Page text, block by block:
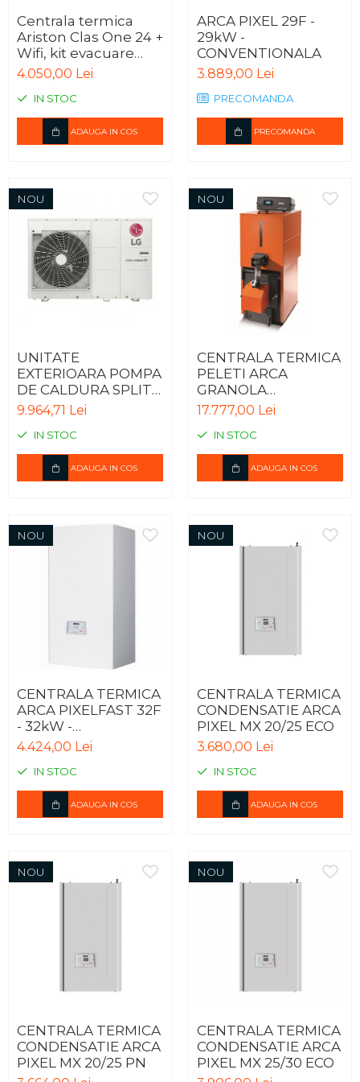
Centrala termica
Ariston Clas One 24 +
Wifi, kit evacuare
inclus
4.050,00 Lei
IN STOC
ADAUGA IN COS
ARCA PIXEL 29F -
29kW -
CONVENTIONALA
3.889,00 Lei
PRECOMANDA
PRECOMANDA
NOU
UNITATE
EXTERIOARA POMPA
DE CALDURA SPLIT
IWT HYDRO BOX
R32 MONOFAZIC
ODU HU051MR.U44
9.964,71 Lei
IN STOC
ADAUGA IN COS
NOU
CENTRALA TERMICA
PELETI ARCA
GRANOLA
AUTOMATICA 20R -
20KW
17.777,00 Lei
IN STOC
ADAUGA IN COS
NOU
CENTRALA TERMICA
ARCA PIXELFAST 32F
- 32kW -
CONVENTIONALA
4.424,00 Lei
IN STOC
ADAUGA IN COS
NOU
CENTRALA TERMICA
CONDENSATIE ARCA
PIXEL MX 20/25 ECO
3.680,00 Lei
IN STOC
ADAUGA IN COS
NOU
CENTRALA TERMICA
CONDENSATIE ARCA
PIXEL MX 20/25 PN
NOU
CENTRALA TERMICA
CONDENSATIE ARCA
PIXEL MX 25/30 ECO